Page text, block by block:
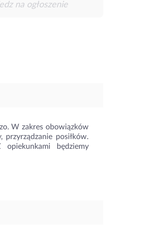
na ogłoszenie
W zakres obowiązków
posiłków.
będziemy